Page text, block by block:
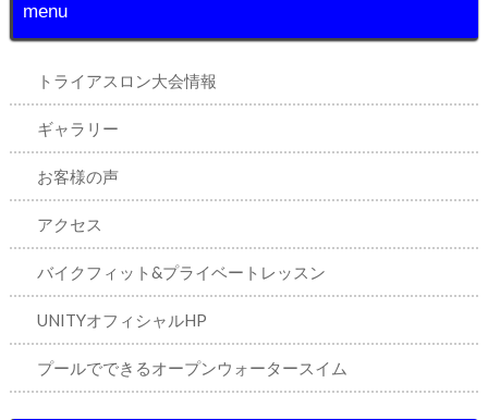
menu
トライアスロン大会情報
ギャラリー
お客様の声
アクセス
バイクフィット&プライベートレッスン
UNITYオフィシャルHP
プールでできるオープンウォータースイム